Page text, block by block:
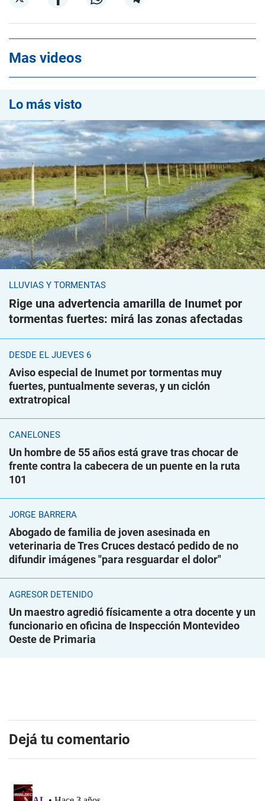
Mas videos
Lo más visto
LLUVIAS Y TORMENTAS
Rige una advertencia amarilla de Inumet por
tormentas fuertes: mirá las zonas afectadas
DESDE EL JUEVES 6
Aviso especial de Inumet por tormentas muy
fuertes, puntualmente severas, y un ciclón
extratropical
CANELONES
Un hombre de 55 años está grave tras chocar de
frente contra la cabecera de un puente en la ruta
101
JORGE BARRERA
Abogado de familia de joven asesinada en
veterinaria de Tres Cruces destacó pedido de no
difundir imágenes "para resguardar el dolor"
AGRESOR DETENIDO
Un maestro agredió físicamente a otra docente y un
funcionario en oficina de Inspección Montevideo
Oeste de Primaria
Dejá tu comentario